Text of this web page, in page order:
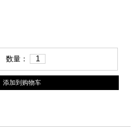
数量：
添加到购物车